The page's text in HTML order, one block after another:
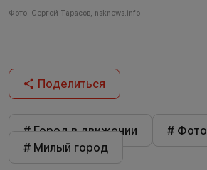
Фото: Сергей Тарасов, nsknews.info
Поделиться
# Город в движении
#
# Милый город